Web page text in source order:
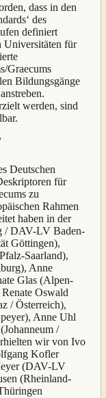
dass in den
des
definiert
Universitäten für
Graecums
Bildungsgänge
werden, sind
Deutschen
für
zu
Rahmen
haben in der
/ DAV-LV Baden-
Göttingen),
Saarland),
Anne
Glas (Alpen-
Oswald
/ Österreich),
Anne Uhl
/
wir von Ivo
Kofler
(DAV-LV
(Rheinland-